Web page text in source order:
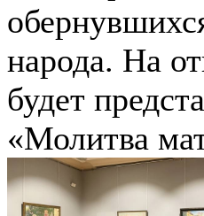
народа. На
будет
«Молитва